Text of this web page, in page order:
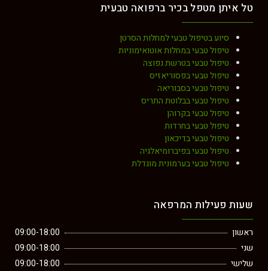
טל איתן מטפל בכיר ברפואה טבעית
סיוע בטיפול טבעי למחלות הסרטן
טיפול טבעי במחלות אוטואימוניות
טיפול טבעי בטרשת נפוצה
טיפול טבעי בפסוריאזיס
טיפול טבעי בסבוריאה
טיפול טבעי בבלוטת התריס
טיפול טבעי בקרוהן
טיפול טבעי בחרדות
טיפול טבעי בדיכאון
טיפול טבעי בפיברומיאלגיה
טיפול טבעי בערמונית מוגדלת
שעות פעילות המרפאה
ראשון
09:00-18:00
שני
09:00-18:00
שלישי
09:00-18:00